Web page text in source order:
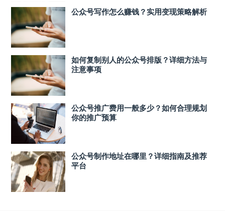
公众号写作怎么赚钱？实用变现策略解析
如何复制别人的公众号排版？详细方法与
注意事项
公众号推广费用一般多少？如何合理规划
你的推广预算
公众号制作地址在哪里？详细指南及推荐
平台